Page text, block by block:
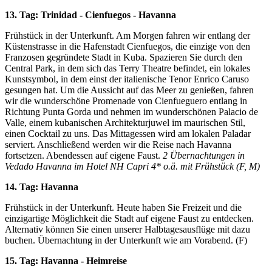
13. Tag: Trinidad - Cienfuegos - Havanna
Frühstück in der Unterkunft. Am Morgen fahren wir entlang der
Küstenstrasse in die Hafenstadt Cienfuegos, die einzige von den
Franzosen gegründete Stadt in Kuba. Spazieren Sie durch den
Central Park, in dem sich das Terry Theatre befindet, ein lokales
Kunstsymbol, in dem einst der italienische Tenor Enrico Caruso
gesungen hat. Um die Aussicht auf das Meer zu genießen, fahren
wir die wunderschöne Promenade von Cienfueguero entlang in
Richtung Punta Gorda und nehmen im wunderschönen Palacio de
Valle, einem kubanischen Architekturjuwel im maurischen Stil,
einen Cocktail zu uns. Das Mittagessen wird am lokalen Paladar
serviert. Anschließend werden wir die Reise nach Havanna
fortsetzen. Abendessen auf eigene Faust. 2 Übernachtungen in
Vedado Havanna im Hotel NH Capri 4* o.ä. mit Frühstück (F, M)
14. Tag: Havanna
Frühstück in der Unterkunft. Heute haben Sie Freizeit und die
einzigartige Möglichkeit die Stadt auf eigene Faust zu entdecken.
Alternativ können Sie einen unserer Halbtagesausflüge mit dazu
buchen. Übernachtung in der Unterkunft wie am Vorabend. (F)
15. Tag: Havanna - Heimreise